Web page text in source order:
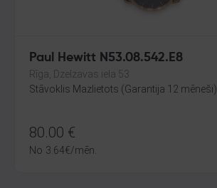
Paul Hewitt N53.08.542.E8
Rīga, Dzelzavas iela 53
Stāvoklis Mazlietots (Garantija 12 mēneši)
80.00 €
No 3.64€/mēn.